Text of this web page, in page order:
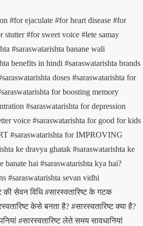
#for ejaculate #for heart disease #for
stutter#for sweet voice #lete samay
#saraswatarishta banane wali
benefits in hindi #saraswatarishta brands
doses #saraswatarishta for
for boosting memory
#saraswatarishta for depression
voice #saraswatarishta for good for kids
#saraswatarishta for IMPROVING
ke dravya ghatak #saraswatarishta ke
banate hai #saraswatarishta kya hai?
#saraswatarishta sevan vidhi
की सेवन विधि#सारस्वतारिष्ट के गटक
केसे बनता है? #सारस्वतारिष्ट क्या है?
#सारस्वतारिष्ट लेते समय सावधानियां